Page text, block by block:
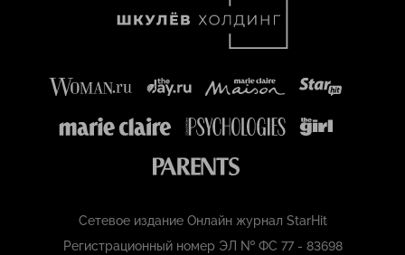
Сетевое издание Онлайн журнал StarHit
Регистрационный номер ЭЛ № ФС 77 - 83698